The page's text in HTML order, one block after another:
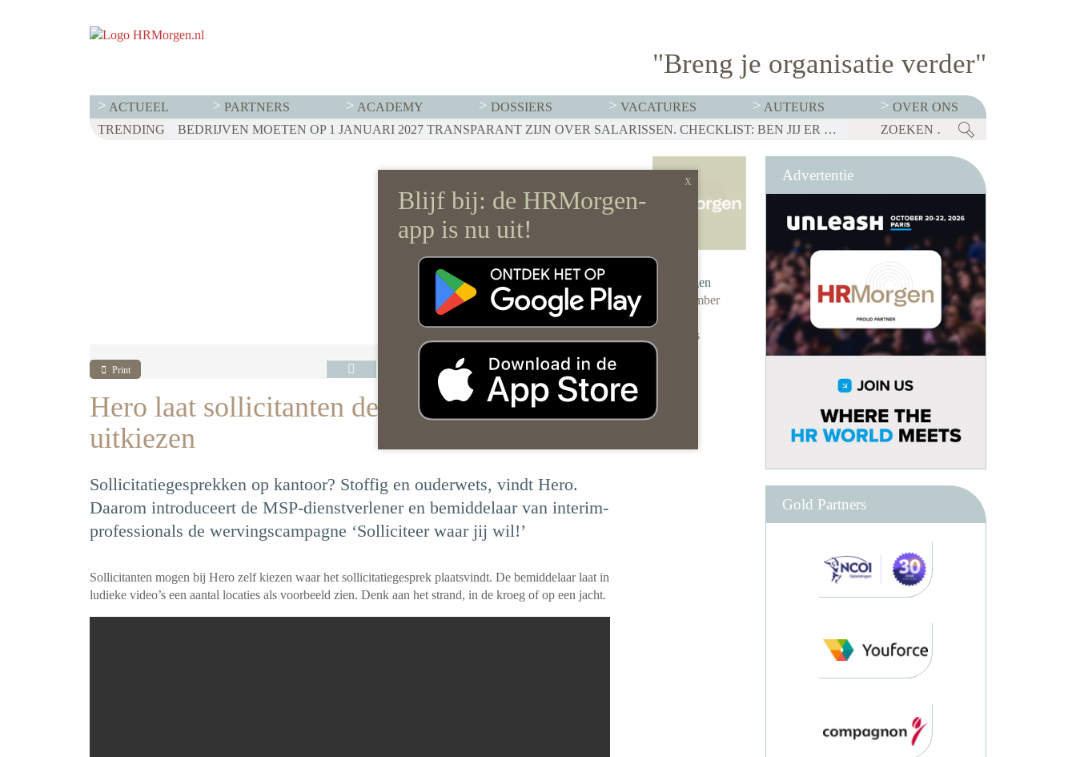
"Breng je organisatie verder"
ACTUEEL PARTNERS ACADEMY DOSSIERS VACATURES AUTEURS
OVER ONS
TRENDING
BEDRIJVEN MOETEN OP 1 JANUARI 2027 TRANSPARANT ZIJN OVER SALARISSEN. CHECKLIST: BEN JIJ ER KLAAR VOOR?KABINET LANCEERT TALENTSTRATEGIE: VIER DOMEINEN MOETEN NEDERLAND ECONOMISCH STERK HOUDEN
Redactie
HRMorgen
15 september
2023
0 reacties
Print
Hero laat sollicitanten de plek van het gesprek
uitkiezen
Sollicitatiegesprekken op kantoor? Stoffig en ouderwets, vindt Hero.
Daarom introduceert de MSP-dienstverlener en bemiddelaar van interim-
professionals de wervingscampagne ‘Solliciteer waar jij wil!’
Sollicitanten mogen bij Hero zelf kiezen waar het sollicitatiegesprek plaatsvindt. De bemiddelaar laat in
ludieke video’s een aantal locaties als voorbeeld zien. Denk aan het strand, in de kroeg of op een jacht.
Advertentie
Gold Partners